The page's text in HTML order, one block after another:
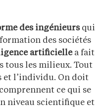
des ingénieursqui
des sociétés
artificielle a fait
tous les milieux. Tout
et l’individu. On doit
ce qui se
niveau scientifique et